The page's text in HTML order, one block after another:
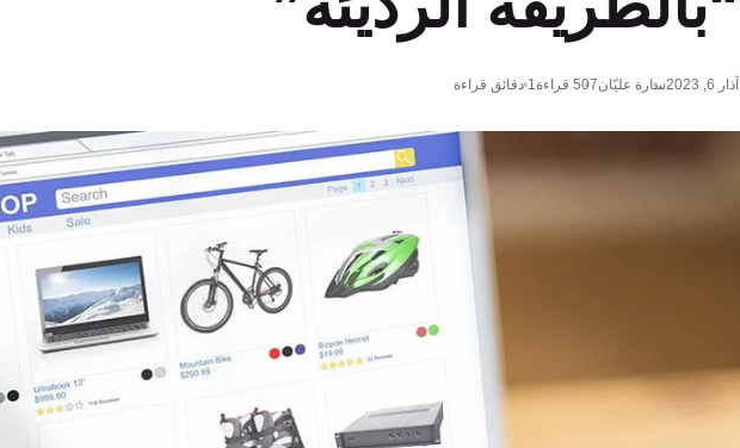
آذار 6, 2023 سارة عليّان507 قراءة1 دقائق قراءة